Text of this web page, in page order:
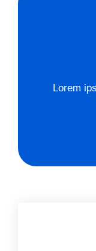
Lorem